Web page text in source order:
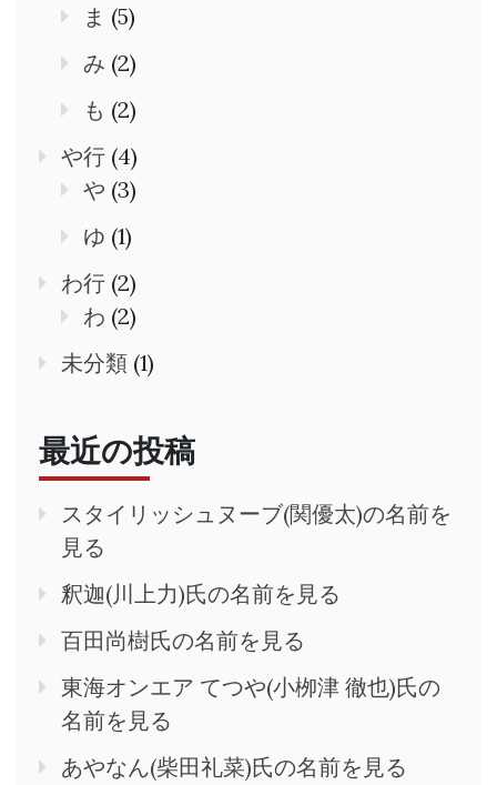
ま (5)
み (2)
も (2)
や行 (4)
や (3)
ゆ (1)
わ行 (2)
わ (2)
未分類 (1)
最近の投稿
スタイリッシュヌーブ(関優太)の名前を
見る
釈迦(川上力)氏の名前を見る
百田尚樹氏の名前を見る
東海オンエア てつや(小栁津 徹也)氏の
名前を見る
あやなん(柴田礼菜)氏の名前を見る